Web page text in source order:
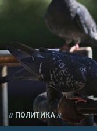
ПОЛИТИКА